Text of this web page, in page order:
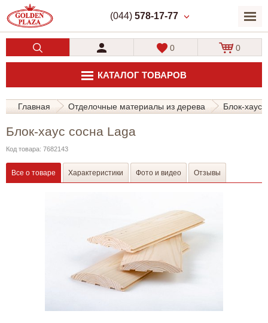
(044) 578-17-77
КАТАЛОГ ТОВАРОВ
0 0
Главная Отделочные материалы из дерева Блок-хаус
Блок-хаус сосна Laga
Код товара: 7682143
Все о товаре Характеристики Фото и видео Отзывы